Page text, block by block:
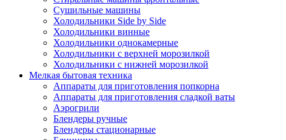
Сушильные машины
Холодильники Side by Side
Холодильники винные
Холодильники однокамерные
Холодильники с верхней морозилкой
Холодильники с нижней морозилкой
Мелкая бытовая техника
Аппараты для приготовления попкорна
Аппараты для приготовления сладкой ваты
Аэрогрили
Блендеры ручные
Блендеры стационарные